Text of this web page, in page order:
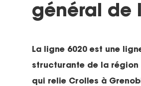
général de
La ligne 6020 est une
structurante de la région
qui relie Crolles à